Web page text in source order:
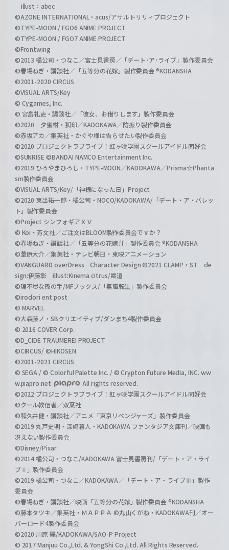
illust：abec
©AZONE INTERNATIONAL・acus/アサルトリリィプロジェクト
©TYPE-MOON / FGO6 ANIME PROJECT
©TYPE-MOON / FGO7 ANIME PROJECT
©Frontwing
©2013 橘公司・つなこ／富士見書房／「デート･ア･ライブ」製作委員会
©春場ねぎ・講談社／「五等分の花嫁」製作委員会 ®KODANSHA
©2001-2020 CIRCUS
©VISUAL ARTS/Key
© Cygames, Inc.
© 宮島礼吏・講談社／「彼女、お借りします」製作委員会
©2020 夕蜜柑・狐印／KADOKAWA／防振り製作委員会
©赤坂アカ／集英社・かぐや様は告らせたい製作委員会
©2020 プロジェクトラブライブ！虹ヶ咲学園スクールアイドル同好会
©SUNRISE ©BANDAI NAMCO Entertainment Inc.
©2019 ひろやまひろし・TYPE-MOON／KADOKAWA／Prisma☆Phanta
sm製作委員会
©VISUAL ARTS/Key/「神様になった日」Project
©2020 東出祐一郎・橘公司・NOCO/KADOKAWA/「デート・ア・バレッ
ト」製作委員会
©Project シンフォギアＸＶ
© Koi・芳文社／ご注文はBLOOM製作委員会ですか？
©春場ねぎ・講談社／「五等分の花嫁∬」製作委員会 ®KODANSHA
©葦原大介／集英社・テレビ朝日・東映アニメーション
©VANGUARD overDress Character Design ©2021 CLAMP・ST de
sign:伊藤彰 illust:Kinema citrus/獣道
©理不尽な孫の手/MFブックス/「無職転生」製作委員会
©irodori ent post
© MARVEL
©大森藤ノ・SBクリエイティブ/ダンまち4製作委員会
© 2016 COVER Corp.
©D_CIDE TRAUMEREI PROJECT
©CIRCUS/ ©HIKOSEN
©2001-2021 CIRCUS
© SEGA / © Colorful Palette Inc. / © Crypton Future Media, INC. ww
w.piapro.net
All rights reserved.
©2022 プロジェクトラブライブ！虹ヶ咲学園スクールアイドル同好会
©クール教信者／双葉社
©和久井健・講談社／アニメ「東京リベンジャーズ」製作委員会
©2019 丸戸史明・深崎暮人・KADOKAWA ファンタジア文庫刊／映画も
冴えない製作委員会
©Disney/Pixar
©2014 橘公司・つなこ/KADOKAWA 富士見書房刊/「デート・ア・ライ
ブⅡ」製作委員会
©2019 橘公司・つなこ／KADOKAWA／「デート・ア・ライブⅢ」製作
委員会
©春場ねぎ・講談社／映画「五等分の花嫁」製作委員会 ®KODANSHA
©藤本タツキ／集英社・ＭＡＰＰＡ ©丸山くがね・KADOKAWA刊／オー
バーロード4製作委員会
©2020 川原 礫/KADOKAWA/SAO-P Project
© 2017 Manjuu Co.,Ltd. & YongShi Co.,Ltd. All Rights Reserved.